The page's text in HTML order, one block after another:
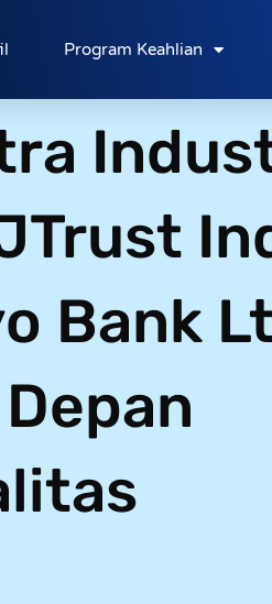
Program Keahlian
Bank